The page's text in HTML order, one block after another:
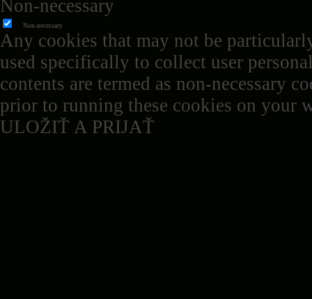
Non-necessary
Non-necessary
Any cookies that may not be
used specifically to collect user
contents are termed as non-necessary
prior to running these cookies on your
ULOŽIŤ A PRIJAŤ